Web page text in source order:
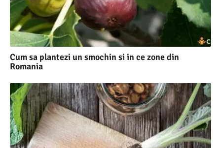
Cum sa plantezi un smochin si in ce zone din
Romania